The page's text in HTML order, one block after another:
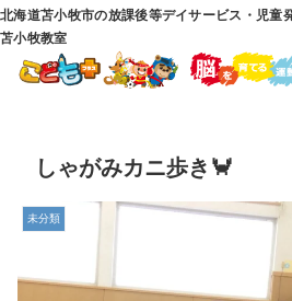
北海道苫小牧市の放課後等デイサービス・児
苫小牧教室
しゃがみカニ歩き🦀
未分類